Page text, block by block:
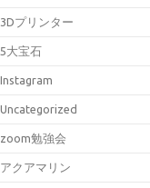
3Dプリンター
5大宝石
Instagram
Uncategorized
zoom勉強会
アクアマリン